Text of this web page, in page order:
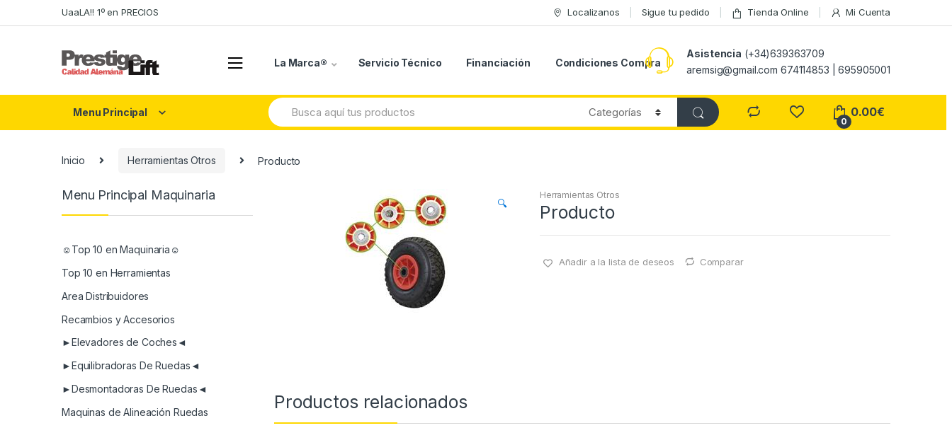
to
to
UaaLA!! 1º en PRECIOS Localizanos Sigue tu pedido Tienda Online Mi Cuenta
La Marca® Servicio Técnico Financiación Condiciones Compra
Asistencia (+34)639363709
aremsig@gmail.com 674114853 | 695905001
Menu Principal
Search
for:
0
0.00€
Inicio Herramientas Otros Producto
🔍
Herramientas Otros
Producto
Añadir a la lista de deseos Comparar
Productos relacionados
Menu Principal Maquinaria
☺Top 10 en Maquinaria☺
Top 10 en Herramientas
Area Distribuidores
Recambios y Accesorios
►Elevadores de Coches◄
►Equilibradoras De Ruedas◄
►Desmontadoras De Ruedas◄
Maquinas de Alineación Ruedas